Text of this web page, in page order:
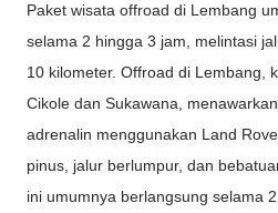
Paket wisata offroad di Lembang
selama 2 hingga 3 jam, melintasi
10 kilometer. Offroad di Lembang,
Cikole dan Sukawana,
adrenalin menggunakan Land
pinus, jalur berlumpur, dan
ini umumnya berlangsung selama